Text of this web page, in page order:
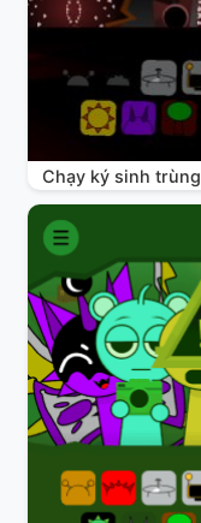
Chạy ký sinh trùng